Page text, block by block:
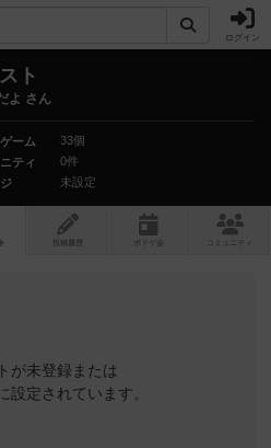
ログイン
ト
よ さん
ーム
33個
ティ
0件
未設定
投稿履歴 ボ ドゲ コミュニティ
が未登録または
設定されています。